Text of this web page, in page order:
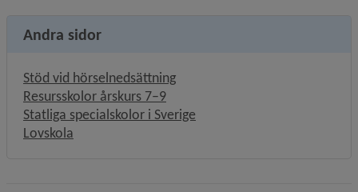
Andra sidor
Stöd vid hörselnedsättning
Resursskolor årskurs 7–9
Statliga specialskolor i Sverige
Lovskola